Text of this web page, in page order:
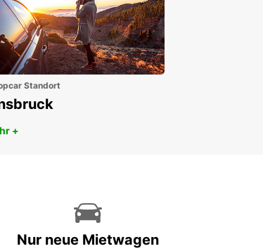
Standort
+
Nur neue Mietwagen